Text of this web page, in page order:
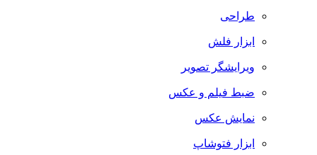
طراحی
ابزار فلش
ویرایشگر تصویر
ضبط فيلم و عكس
نمایش عکس
ابزار فتوشاپ